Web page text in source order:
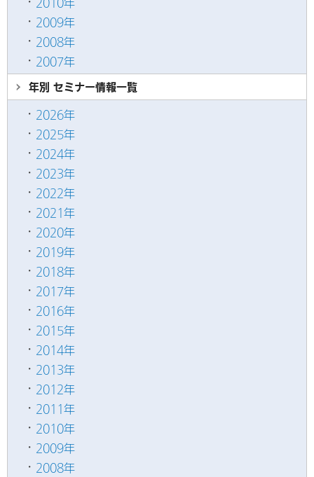
2009年
2008年
2007年
年別 セミナー情報一覧
2026年
2025年
2024年
2023年
2022年
2021年
2020年
2019年
2018年
2017年
2016年
2015年
2014年
2013年
2012年
2011年
2010年
2009年
2008年